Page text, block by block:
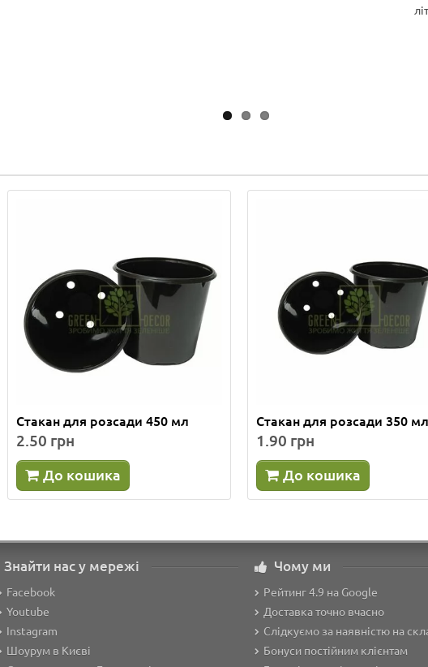
Стакан для розсади 450 мл
2.50 грн
До кошика
Стакан для розсади 350 мл
1.90 грн
До кошика
Знайти нас у мережі
Facebook
Youtube
Instagram
Шоурум в Києві
Чому ми
Рейтинг 4.9 на Google
Доставка точно вчасно
Слідкуємо за наявністю на
Бонуси постійним клієнтам